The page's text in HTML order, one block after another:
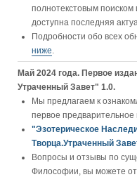
полнотекстовым
доступна последняя
Подробности обо всех
ниже.
Май 2024 года. Первое
Утраченный Завет" 1.0.
Мы предлагаем к
первое
"Эзотерическое
Творца.Утраченный
Вопросы и отзывы по
Философии, вы можете